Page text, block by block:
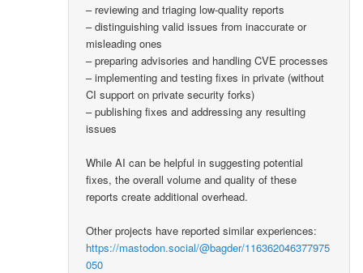
– reviewing and triaging low-quality reports
– distinguishing valid issues from inaccurate or
misleading ones
– preparing advisories and handling CVE processes
– implementing and testing fixes in private (without
CI support on private security forks)
– publishing fixes and addressing any resulting
issues
While AI can be helpful in suggesting potential
fixes, the overall volume and quality of these
reports create additional overhead.
Other projects have reported similar experiences:
https://mastodon.social/@bagder/116362046377975
050